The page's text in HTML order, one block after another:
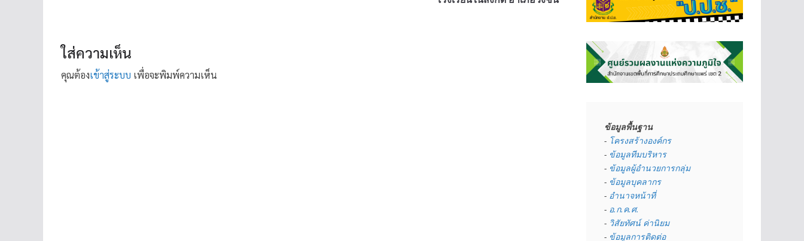
ใส่ความเห็น
คุณต้องเข้าสู่ระบบ เพื่อจะพิมพ์ความเห็น
ข้อมูลพื้นฐาน
- โครงสร้างองค์กร
- ข้อมูลทีมบริหาร
- ข้อมูลผู้อำนวยการกลุ่ม
- ข้อมูลบุคลากร
- อำนาจหน้าที่
- อ.ก.ค.ศ.
- วิสัยทัศน์ ค่านิยม
- ข้อมูลการติดต่อ